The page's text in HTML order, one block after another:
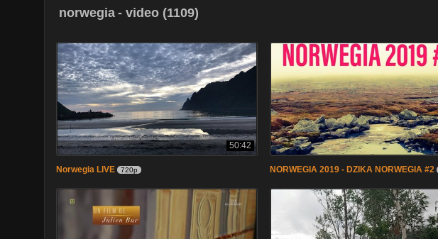
norwegia - video (1109)
50:42
Norwegia LIVE 720p NORWEGIA 2019 - DZIKA NORWEGIA #2